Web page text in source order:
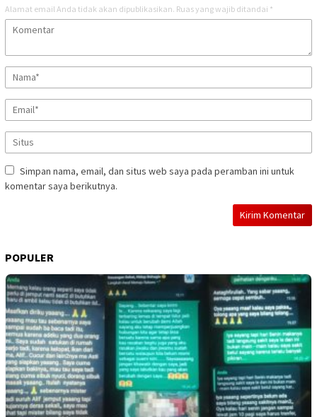
Alamat email Anda tidak akan dipublikasikan. Ruas yang wajib ditandai *
Simpan nama, email, dan situs web saya pada peramban ini untuk
komentar saya berikutnya.
POPULER